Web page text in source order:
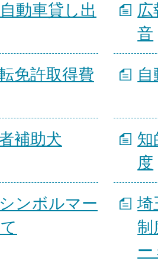
動車貸し出
広
音
免許取得費
補助犬
知
度
ンボルマー
埼
制